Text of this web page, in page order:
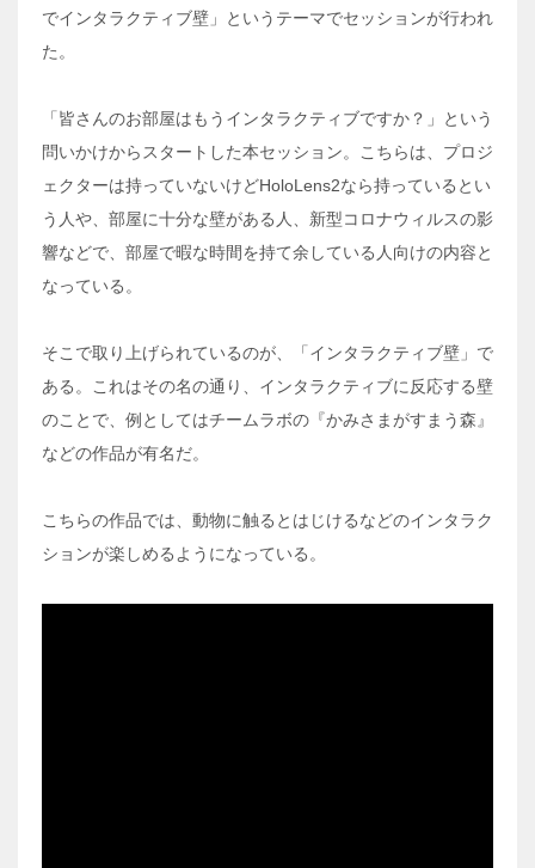
でインタラクティブ壁」というテーマでセッションが行われ
た。
「皆さんのお部屋はもうインタラクティブですか？」という
問いかけからスタートした本セッション。こちらは、プロジ
ェクターは持っていないけどHoloLens2なら持っているとい
う人や、部屋に十分な壁がある人、新型コロナウィルスの影
響などで、部屋で暇な時間を持て余している人向けの内容と
なっている。
そこで取り上げられているのが、「インタラクティブ壁」で
ある。これはその名の通り、インタラクティブに反応する壁
のことで、例としてはチームラボの『かみさまがすまう森』
などの作品が有名だ。
こちらの作品では、動物に触るとはじけるなどのインタラク
ションが楽しめるようになっている。